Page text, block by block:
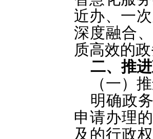
近办、一
深度融合
质高效的
二、推
（一）
明确政
申请办理
及的行政